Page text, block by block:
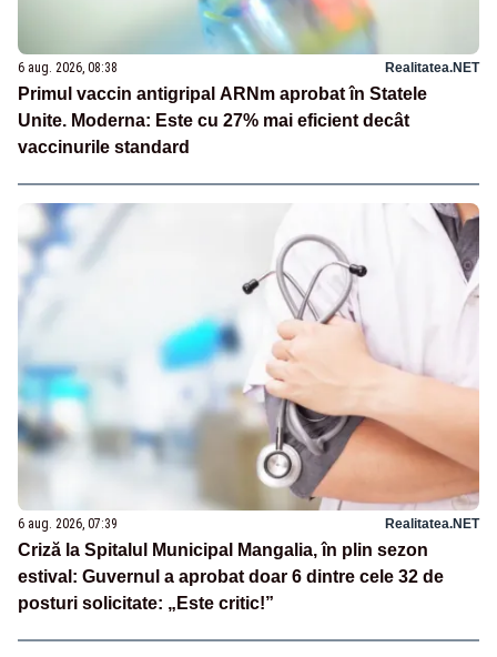
6 aug. 2026, 08:38 Realitatea.NET
Primul vaccin antigripal ARNm aprobat în Statele
Unite. Moderna: Este cu 27% mai eficient decât
vaccinurile standard
6 aug. 2026, 07:39 Realitatea.NET
Criză la Spitalul Municipal Mangalia, în plin sezon
estival: Guvernul a aprobat doar 6 dintre cele 32 de
posturi solicitate: „Este critic!”